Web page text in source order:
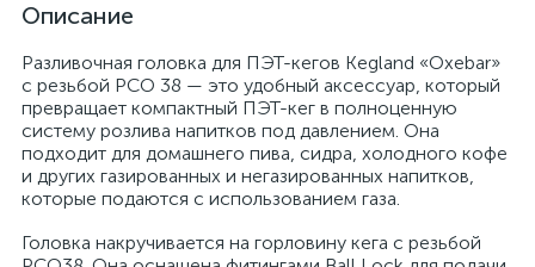
Описание
Разливочная головка для ПЭТ-кегов Kegland «Oxebar»
с резьбой PCO 38 — это удобный аксессуар, который
превращает компактный ПЭТ-кег в полноценную
систему розлива напитков под давлением. Она
подходит для домашнего пива, сидра, холодного кофе
и других газированных и негазированных напитков,
которые подаются с использованием газа.
Головка накручивается на горловину кега с резьбой